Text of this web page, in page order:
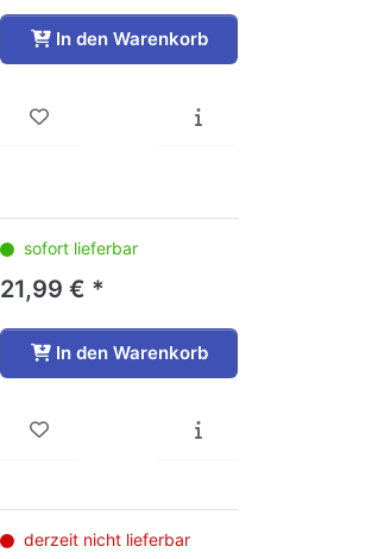
In den Warenkorb
sofort lieferbar
21,99 € *
In den Warenkorb
derzeit nicht lieferbar